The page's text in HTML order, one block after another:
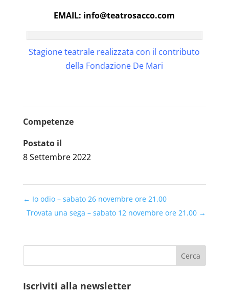
EMAIL: info@teatrosacco.com
Stagione teatrale realizzata con il contributo
della Fondazione De Mari
Competenze
Postato il
8 Settembre 2022
← Io odio – sabato 26 novembre ore 21.00
Trovata una sega – sabato 12 novembre ore 21.00 →
Iscriviti alla newsletter